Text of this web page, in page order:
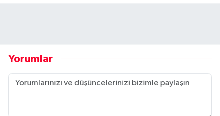
Yorumlar